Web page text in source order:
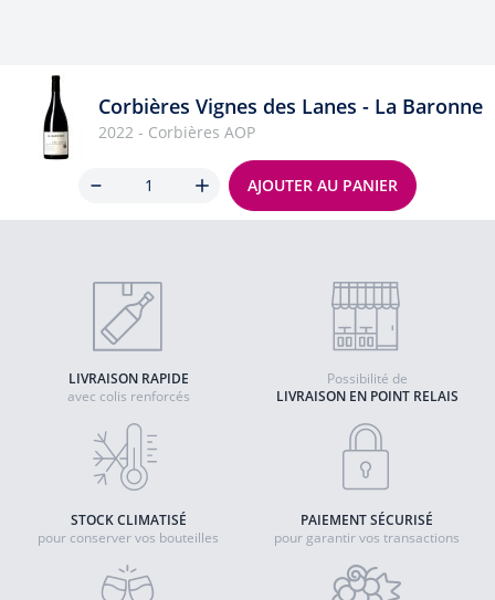
Corbières Vignes des Lanes - La Baronne
2022 - Corbières AOP
AJOUTER AU PANIER
LIVRAISON RAPIDE
avec colis renforcés
LIVRAISON EN POINT RELAIS
Possibilité de
STOCK CLIMATISÉ
pour conserver vos bouteilles
PAIEMENT SÉCURISÉ
pour garantir vos transactions